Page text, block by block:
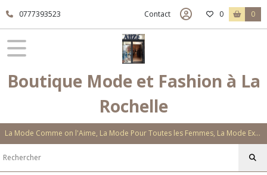
0777393523 Contact 0 0
Boutique Mode et Fashion à La
Rochelle
La Mode Comme on l'Aime, La Mode Pour Toutes les Femmes, La Mode Exclusive Aux Matières Et Couleurs Novatrices, La Mode Qui Vous Séduira